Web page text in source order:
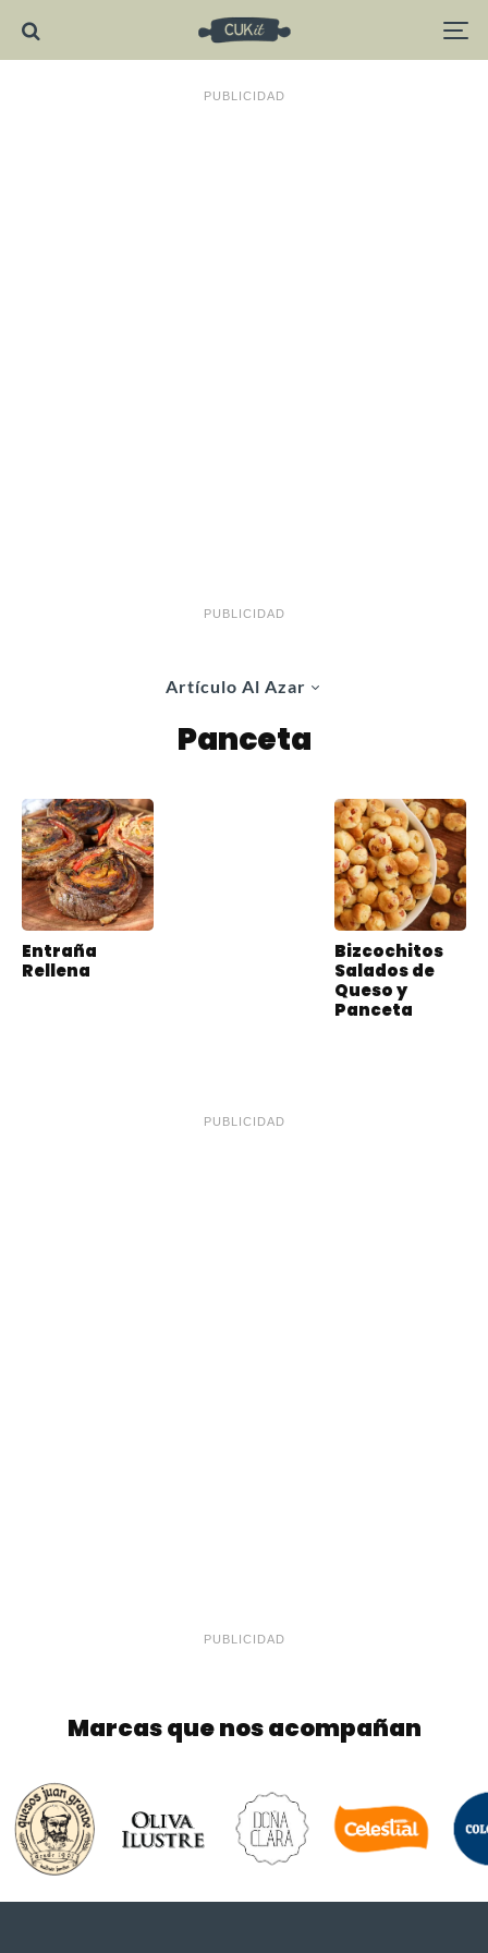
PUBLICIDAD
PUBLICIDAD
Artículo Al Azar
Panceta
Entraña
Rellena
Bizcochitos
Salados de
Queso y
Panceta
PUBLICIDAD
PUBLICIDAD
Marcas que nos acompañan